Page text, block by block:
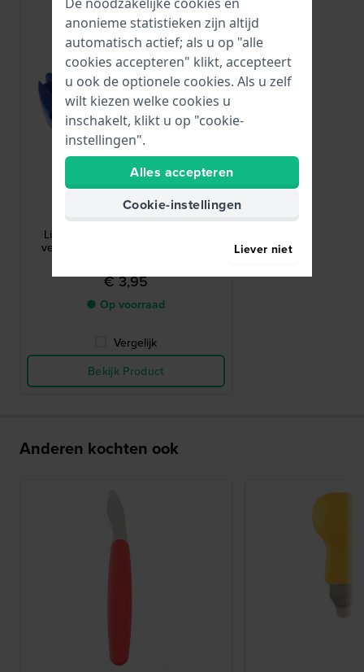
HWG
TOOL-LINKREMOVER
Link remover Gereedschap voor
verwijderen van bandschakels uit
€ 3,95
● Op voorraad
Vergelijk
Bekijk Product
Anderen kochten ook
anonieme statistieken zijn altijd
automatisch actief; als u op "alle
cookies accepteren" klikt, accepteert
u ook de optionele cookies. Als u zelf
wilt kiezen welke cookies u
inschakelt, klikt u op "cookie-
instellingen".
Alles accepteren
Cookie-instellingen
Liever niet